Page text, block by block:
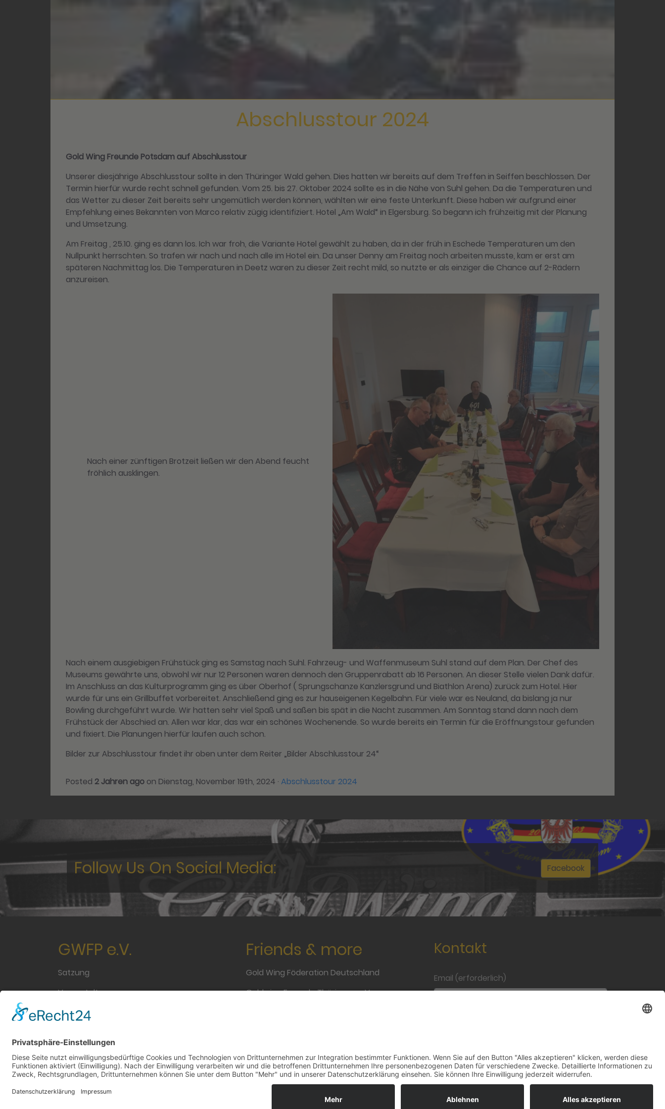
Abschlusstour 2024
Gold Wing Freunde Potsdam auf Abschlusstour
Unserer diesjährige Abschlusstour sollte in den Thüringer Wald gehen. Dies hatten wir bereits auf dem Treffen in Seiffen beschlossen. Der
Termin hierfür wurde recht schnell gefunden. Vom 25. bis 27. Oktober 2024 sollte es in die Nähe von Suhl gehen. Da die Temperaturen und
das Wetter zu dieser Zeit bereits sehr ungemütlich werden können, wählten wir eine feste Unterkunft. Diese haben wir aufgrund einer
Empfehlung eines Bekannten von Marco relativ zügig identifiziert. Hotel „Am Wald“ in Elgersburg. So begann ich frühzeitig mit der Planung
und Umsetzung.
Am Freitag , 25.10. ging es dann los. Ich war froh, die Variante Hotel gewählt zu haben, da in der früh in Eschede Temperaturen um den
Nullpunkt herrschten. So trafen wir nach und nach alle im Hotel ein. Da unser Denny am Freitag noch arbeiten musste, kam er erst am
späteren Nachmittag los. Die Temperaturen in Deetz waren zu dieser Zeit recht mild, so nutzte er als einziger die Chance auf 2-Rädern
anzureisen.
Nach einer zünftigen Brotzeit ließen wir den Abend feucht
fröhlich ausklingen.
Nach einem ausgiebigen Frühstück ging es Samstag nach Suhl. Fahrzeug- und Waffenmuseum Suhl stand auf dem Plan. Der Chef des
Museums gewährte uns, obwohl wir nur 12 Personen waren dennoch den Gruppenrabatt ab 16 Personen. An dieser Stelle vielen Dank dafür.
Im Anschluss an das Kulturprogramm ging es über Oberhof ( Sprungschanze Kanzlersgrund und Biathlon Arena) zurück zum Hotel. Hier
wurde für uns ein Grillbuffet vorbereitet. Anschließend ging es zur hauseigenen Kegelbahn. Für viele war es Neuland, da bislang ja nur
Bowling durchgeführt wurde. Wir hatten sehr viel Spaß und saßen bis spät in die Nacht zusammen. Am Sonntag stand dann nach dem
Frühstück der Abschied an. Allen war klar, das war ein schönes Wochenende. So wurde bereits ein Termin für die Eröffnungstour gefunden
und fixiert. Die Planungen hierfür laufen auch schon.
Bilder zur Abschlusstour findet ihr oben unter dem Reiter „Bilder Abschlusstour 24“
Posted 2 Jahren ago on Dienstag, November 19th, 2024 · Abschlusstour 2024
Follow Us On Social Media: Facebook
GWFP e.V.
Satzung
Veranstaltungen
Archiv
Datenschutz
Impressum
Login
Friends & more
Gold Wing Föderation Deutschland
Goldwing Freunde Thüringen e.V.
Kontakt
Email (erforderlich)